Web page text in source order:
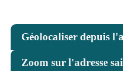
Géolocaliser depuis
Zoom sur l'adresse